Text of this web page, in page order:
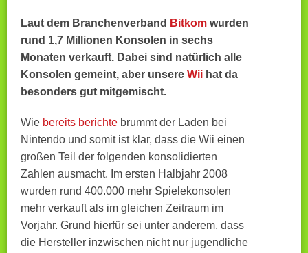
Laut dem Branchenverband Bitkom wurden
rund 1,7 Millionen Konsolen in sechs
Monaten verkauft. Dabei sind natürlich alle
Konsolen gemeint, aber unsere Wii hat da
besonders gut mitgemischt.
Wie bereits berichte brummt der Laden bei
Nintendo und somit ist klar, dass die Wii einen
großen Teil der folgenden konsolidierten
Zahlen ausmacht. Im ersten Halbjahr 2008
wurden rund 400.000 mehr Spielekonsolen
mehr verkauft als im gleichen Zeitraum im
Vorjahr. Grund hierfür sei unter anderem, dass
die Hersteller inzwischen nicht nur jugendliche